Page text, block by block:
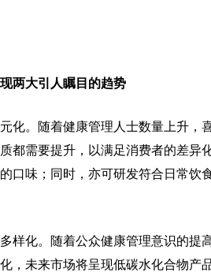
两大引人瞩目的趋势
化。随着健康管理人士数量上升，
都需要提升，以满足消费者的差异
口味；同时，亦可研发符合日常饮
样化。随着公众健康管理意识的
，未来市场将呈现低碳水化合物